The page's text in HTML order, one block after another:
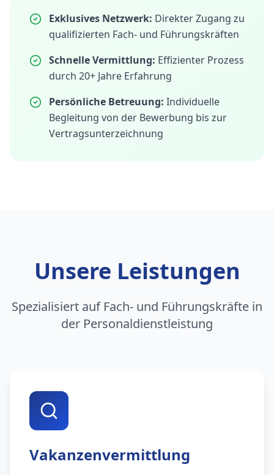
Exklusives Netzwerk: Direkter Zugang zu
qualifizierten Fach- und Führungskräften
Schnelle Vermittlung: Effizienter Prozess
durch 20+ Jahre Erfahrung
Persönliche Betreuung: Individuelle
Begleitung von der Bewerbung bis zur
Vertragsunterzeichnung
Unsere Leistungen
Spezialisiert auf Fach- und Führungskräfte in
der Personaldienstleistung
Vakanzenvermittlung